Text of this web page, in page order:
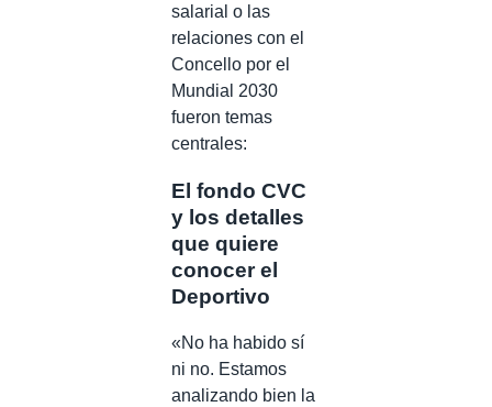
salarial o las
relaciones con el
Concello por el
Mundial 2030
fueron temas
centrales:
El fondo CVC
y los detalles
que quiere
conocer el
Deportivo
«No ha habido sí
ni no. Estamos
analizando bien la